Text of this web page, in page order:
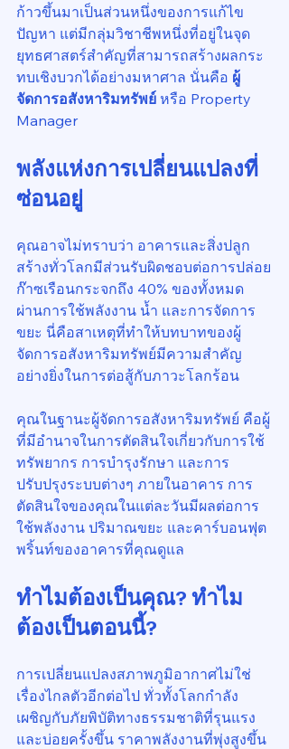
ก้าวขึ้นมาเป็นส่วนหนึ่งของการแก้ไข
ปัญหา แต่มีกลุ่มวิชาชีพหนึ่งที่อยู่ในจุด
ยุทธศาสตร์สำคัญที่สามารถสร้างผลกระ
ทบเชิงบวกได้อย่างมหาศาล นั่นคือ ผู้
จัดการอสังหาริมทรัพย์ หรือ Property
Manager
พลังแห่งการเปลี่ยนแปลงที่
ซ่อนอยู่
คุณอาจไม่ทราบว่า อาคารและสิ่งปลูก
สร้างทั่วโลกมีส่วนรับผิดชอบต่อการปล่อย
ก๊าซเรือนกระจกถึง 40% ของทั้งหมด
ผ่านการใช้พลังงาน น้ำ และการจัดการ
ขยะ นี่คือสาเหตุที่ทำให้บทบาทของผู้
จัดการอสังหาริมทรัพย์มีความสำคัญ
อย่างยิ่งในการต่อสู้กับภาวะโลกร้อน
คุณในฐานะผู้จัดการอสังหาริมทรัพย์ คือผู้
ที่มีอำนาจในการตัดสินใจเกี่ยวกับการใช้
ทรัพยากร การบำรุงรักษา และการ
ปรับปรุงระบบต่างๆ ภายในอาคาร การ
ตัดสินใจของคุณในแต่ละวันมีผลต่อการ
ใช้พลังงาน ปริมาณขยะ และคาร์บอนฟุต
พริ้นท์ของอาคารที่คุณดูแล
ทำไมต้องเป็นคุณ? ทำไม
ต้องเป็นตอนนี้?
การเปลี่ยนแปลงสภาพภูมิอากาศไม่ใช่
เรื่องไกลตัวอีกต่อไป ทั่วทั้งโลกกำลัง
เผชิญกับภัยพิบัติทางธรรมชาติที่รุนแรง
และบ่อยครั้งขึ้น ราคาพลังงานที่พุ่งสูงขึ้น